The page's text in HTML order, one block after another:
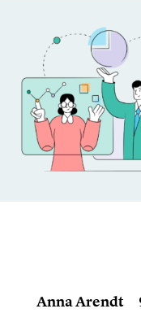
Anna Arendt